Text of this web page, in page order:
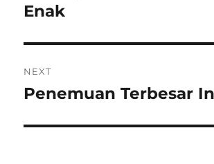
post:
Enak
NEXT
Next
Penemuan Terbesar